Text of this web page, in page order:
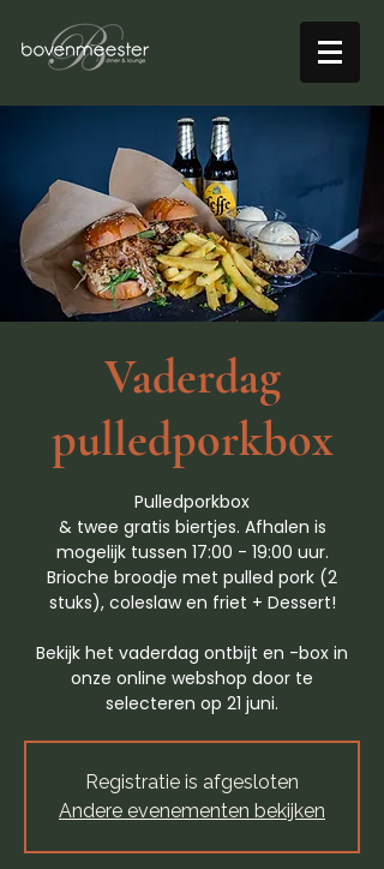
Vaderdag
pulledporkbox
Pulledporkbox
& twee gratis biertjes. Afhalen is
mogelijk tussen 17:00 - 19:00 uur.
Brioche broodje met pulled pork (2
stuks), coleslaw en friet + Dessert!
Bekijk het vaderdag ontbijt en -box in
onze online webshop door te
selecteren op 21 juni.
Registratie is afgesloten
Andere evenementen bekijken